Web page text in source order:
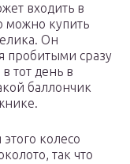
входить в
можно купить
Он
пробитыми сразу
тот день в
баллончик
колесо
так что